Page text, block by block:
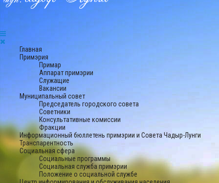
Главная
Примэрия
Примар
Аппарат примэрии
Служащие
Вакансии
Муниципальный совет
Председатель городского совета
Советники
Консультативные комиссии
Фракции
Информационный бюллетень примэрии и Совета Чадыр-Лунги
Транспарентность
Социальная сфера
Социальные программы
Социальная служба примэрии
Положение о социальной службе